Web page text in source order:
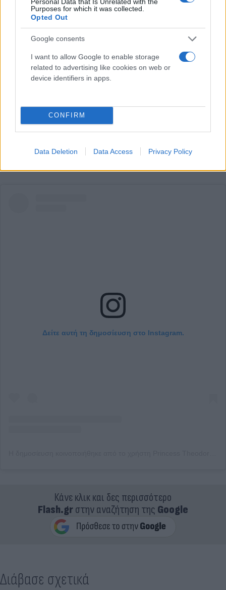
Purposes for which it was collected.
Opted Out
Google consents
I want to allow Google to enable storage
related to advertising like cookies on web or
device identifiers in apps.
CONFIRM
Data Deletion Data Access Privacy Policy
Δείτε αυτή τη δημοσίευση στο Instagram.
Κάνε κλικ και δες περισσότερο
Flash.grστην αναζήτηση της Google
Διάβασε σχετικά